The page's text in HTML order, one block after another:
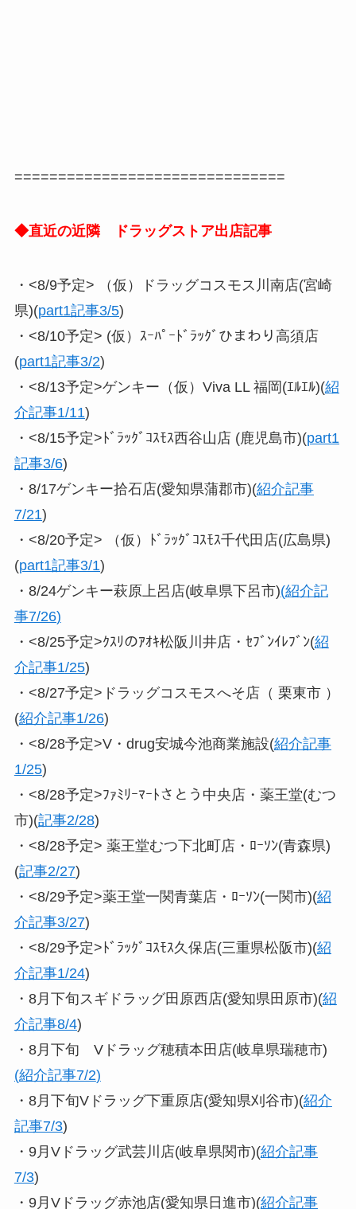
===============================
◆直近の近隣 ドラッグストア出店記事
・<8/9予定> （仮）ドラッグコスモス川南店(宮崎
県)(part1記事3/5)
・<8/10予定> (仮）ｽｰﾊﾟｰﾄﾞﾗｯｸﾞひまわり高須店
(part1記事3/2)
・<8/13予定>ゲンキー（仮）Viva LL 福岡(ｴﾙｴﾙ)(紹
介記事1/11)
・<8/15予定>ﾄﾞﾗｯｸﾞｺｽﾓｽ西谷山店 (鹿児島市)(part1
記事3/6)
・8/17ゲンキー拾石店(愛知県蒲郡市)(紹介記事
7/21)
・<8/20予定> （仮）ﾄﾞﾗｯｸﾞｺｽﾓｽ千代田店(広島県)
(part1記事3/1)
・8/24ゲンキー萩原上呂店(岐阜県下呂市)(紹介記
事7/26)
・<8/25予定>ｸｽﾘのｱｵｷ松阪川井店・ｾﾌﾞﾝｲﾚﾌﾞﾝ(紹
介記事1/25)
・<8/27予定>ドラッグコスモスへそ店（ 栗東市 ）
(紹介記事1/26)
・<8/28予定>V・drug安城今池商業施設(紹介記事
1/25)
・<8/28予定>ﾌｧﾐﾘｰﾏｰﾄさとう中央店・薬王堂(むつ
市)(記事2/28)
・<8/28予定> 薬王堂むつ下北町店・ﾛｰｿﾝ(青森県)
(記事2/27)
・<8/29予定>薬王堂一関青葉店・ﾛｰｿﾝ(一関市)(紹
介記事3/27)
・<8/29予定>ﾄﾞﾗｯｸﾞｺｽﾓｽ久保店(三重県松阪市)(紹
介記事1/24)
・8月下旬スギドラッグ田原西店(愛知県田原市)(紹
介記事8/4)
・8月下旬 Vドラッグ穂積本田店(岐阜県瑞穂市)
(紹介記事7/2)
・8月下旬Vドラッグ下重原店(愛知県刈谷市)(紹介
記事7/3)
・9月Vドラッグ武芸川店(岐阜県関市)(紹介記事
7/3)
・9月Vドラッグ赤池店(愛知県日進市)(紹介記事